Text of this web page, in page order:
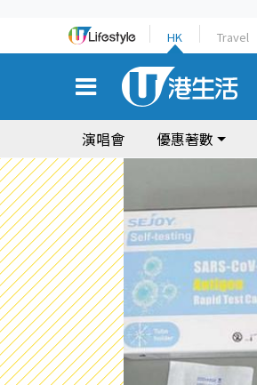
HK Travel
演唱會 優惠著數